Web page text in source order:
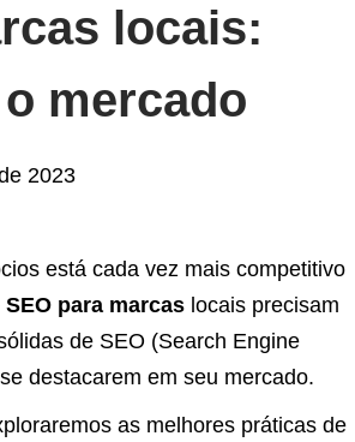
locais:
mercado
2023
está cada vez mais competitivo
SEO para marcas locais precisam
de SEO (Search Engine
destacarem em seu mercado.
as melhores práticas de